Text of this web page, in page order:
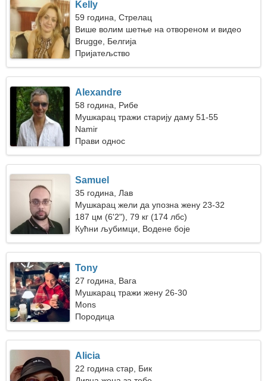
Kelly
59 година, Стрелац
Више волим шетње на отвореном и видео
игрице
Brugge, Белгија
Пријатељство
Alexandre
58 година, Рибе
Мушкарац тражи старију даму 51-55
Namir
Прави однос
Samuel
35 година, Лав
Мушкарац жели да упозна жену 23-32
187 цм (6'2"), 79 кг (174 лбс)
Кућни љубимци, Водене боје
Tony
27 година, Вага
Мушкарац тражи жену 26-30
Mons
Породица
Alicia
22 година стар, Бик